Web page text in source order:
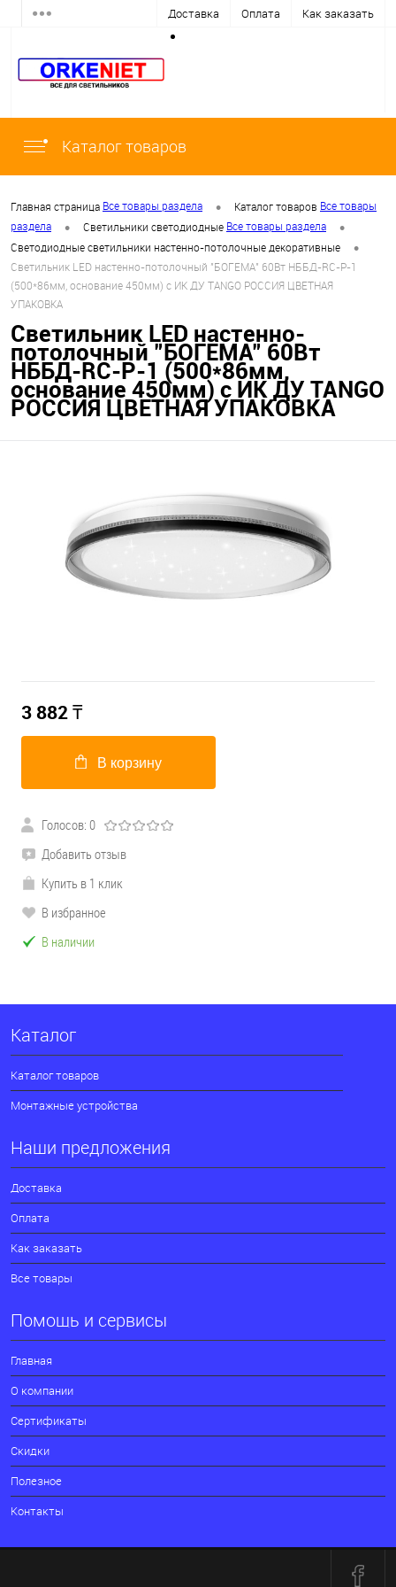
Доставка Оплата Как заказать
Каталог товаров
Главная страница Все товары раздела • Каталог товаров Все товары
раздела
• Светильники светодиодные Все товары раздела •
Светодиодные светильники настенно-потолочные декоративные •
Светильник LED настенно-потолочный "БОГЕМА" 60Вт НББД-RC-Р-1
(500*86мм, основание 450мм) с ИК ДУ TANGO РОССИЯ ЦВЕТНАЯ
УПАКОВКА
Светильник LED настенно-
потолочный "БОГЕМА" 60Вт
НББД-RC-Р-1 (500*86мм,
основание 450мм) с ИК ДУ TANGO
РОССИЯ ЦВЕТНАЯ УПАКОВКА
3 882₸
В корзину
Голосов: 0
Добавить отзыв
Купить в 1 клик
В избранное
В наличии
Каталог
Каталог товаров
Монтажные устройства
Наши предложения
Доставка
Оплата
Как заказать
Все товары
Помощь и сервисы
Главная
О компании
Сертификаты
Скидки
Полезное
Контакты